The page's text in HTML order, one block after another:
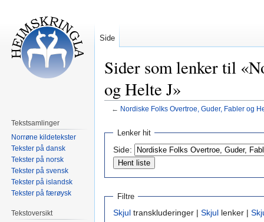
Sider som lenker til
og Helte J»
← Nordiske Folks Overtroe, Guder, Fabler og
Hopp
navigering
Hopp
søk
Lenker hit
Side:
Filtre
Skjul transkluderinger | Skjul lenker |
Side
Tekstsamlinger
Norrøne kildetekster
Tekster på dansk
Tekster på norsk
Tekster på svensk
Tekster på islandsk
Tekster på færøysk
Tekstoversikt